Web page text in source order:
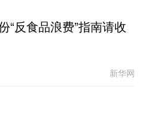
“反食品浪费”指南请收
新华网